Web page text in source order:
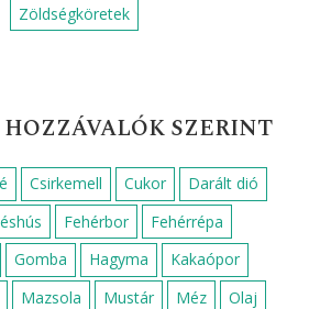
Zöldségköretek
HOZZÁVALÓK SZERINT
Csirkemell Cukor
Darált dió
Fehérbor
Fehérrépa
Gomba Hagyma
Kakaópor
Mazsola Mustár Méz
Olaj